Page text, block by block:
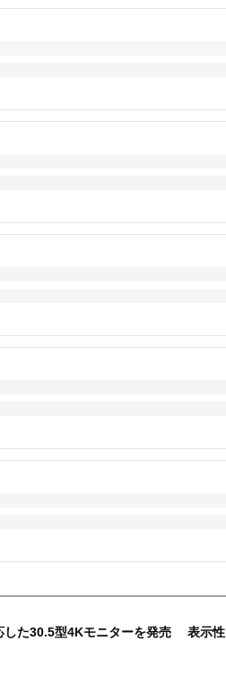
した30.5型4Kモニターを発売 表示性